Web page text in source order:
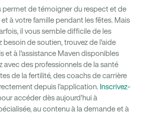
permet de témoigner du respect et de
à votre famille pendant les fêtes. Mais
il vous semble difficile de les
besoin de soutien, trouvez de l'aide
et à l'assistance Maven disponibles
avec des professionnels de la santé
de la fertilité, des coachs de carrière
depuis l'application. Inscrivez-
accéder dès aujourd'hui à
au contenu à la demande et à